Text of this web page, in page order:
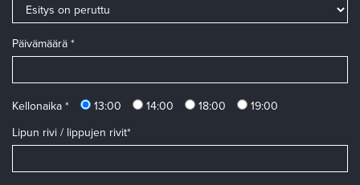
Päivämäärä *
Kellonaika * 13:00 14:00 18:00
19:00
Lipun rivi / lippujen rivit*